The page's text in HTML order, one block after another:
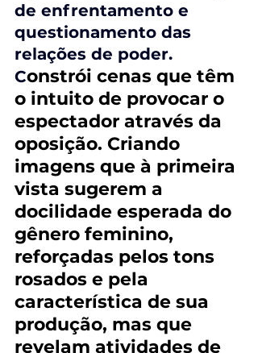
de enfrentamento e
questionamento das
relações de poder.
Constrói cenas que têm
o intuito de provocar o
espectador através da
oposição. Criando
imagens que à primeira
vista sugerem a
docilidade esperada do
gênero feminino,
reforçadas pelos tons
rosados e pela
característica de sua
produção, mas que
revelam atividades de